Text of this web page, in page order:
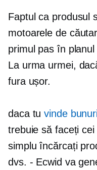
Faptul ca produsul
motoarele de
primul pas în
La urma urmei,
fura ușor.
daca tuvinde
trebuie să faceți
simplu încărcați
dvs. - Ecwid va